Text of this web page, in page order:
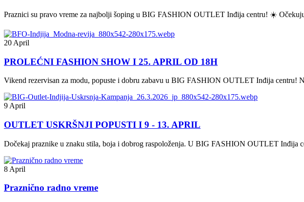
Praznici su pravo vreme za najbolji šoping u BIG FASHION OUTLET Inđija centru! ☀️
20 April
PROLEĆNI FASHION SHOW I 25. APRIL OD 18H
Vikend rezervisan za modu, popuste i dobru zabavu u BIG FASHION OUTLET Inđija centru!
9 April
OUTLET USKRŠNJI POPUSTI I 9 - 13. APRIL
Dočekaj praznike u znaku stila, boja i dobrog raspoloženja. U BIG FASHION OUTLET Inđija
8 April
Praznično radno vreme